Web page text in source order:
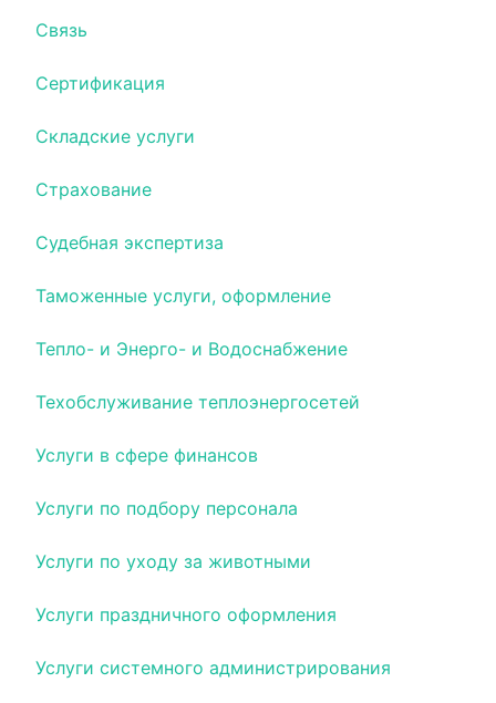
Связь
Сертификация
Складские услуги
Страхование
Судебная экспертиза
Таможенные услуги, оформление
Тепло- и Энерго- и Водоснабжение
Техобслуживание теплоэнергосетей
Услуги в сфере финансов
Услуги по подбору персонала
Услуги по уходу за животными
Услуги праздничного оформления
Услуги системного администрирования